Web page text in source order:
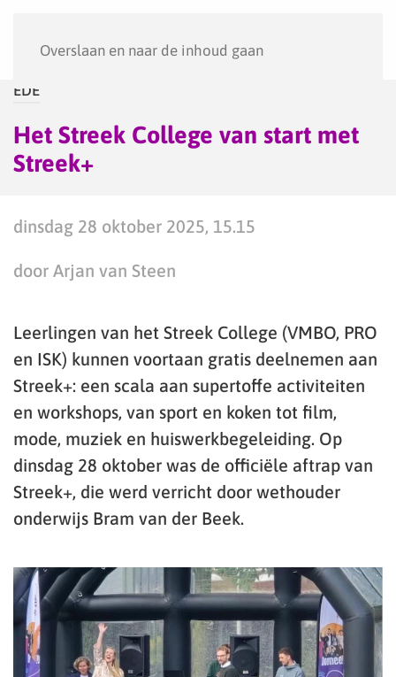
Overslaan en naar de inhoud gaan
EDE
Het Streek College van start met
Streek+
dinsdag 28 oktober 2025, 15.15
door Arjan van Steen
Leerlingen van het Streek College (VMBO, PRO
en ISK) kunnen voortaan gratis deelnemen aan
Streek+: een scala aan supertoffe activiteiten
en workshops, van sport en koken tot film,
mode, muziek en huiswerkbegeleiding. Op
dinsdag 28 oktober was de officiële aftrap van
Streek+, die werd verricht door wethouder
onderwijs Bram van der Beek.